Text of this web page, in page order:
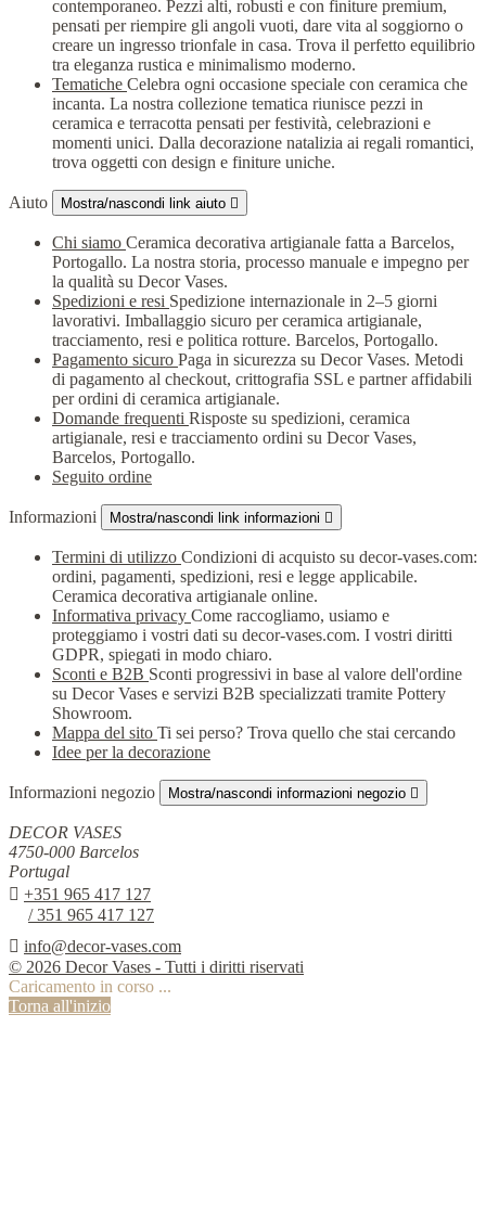
contemporaneo. Pezzi alti, robusti e con finiture premium,
pensati per riempire gli angoli vuoti, dare vita al soggiorno o
creare un ingresso trionfale in casa. Trova il perfetto equilibrio
tra eleganza rustica e minimalismo moderno.
Tematiche Celebra ogni occasione speciale con ceramica che
incanta. La nostra collezione tematica riunisce pezzi in
ceramica e terracotta pensati per festività, celebrazioni e
momenti unici. Dalla decorazione natalizia ai regali romantici,
trova oggetti con design e finiture uniche.
Aiuto Mostra/nascondi link aiuto 
Chi siamo Ceramica decorativa artigianale fatta a Barcelos,
Portogallo. La nostra storia, processo manuale e impegno per
la qualità su Decor Vases.
Spedizioni e resi Spedizione internazionale in 2–5 giorni
lavorativi. Imballaggio sicuro per ceramica artigianale,
tracciamento, resi e politica rotture. Barcelos, Portogallo.
Pagamento sicuro Paga in sicurezza su Decor Vases. Metodi
di pagamento al checkout, crittografia SSL e partner affidabili
per ordini di ceramica artigianale.
Domande frequenti Risposte su spedizioni, ceramica
artigianale, resi e tracciamento ordini su Decor Vases,
Barcelos, Portogallo.
Seguito ordine
Informazioni Mostra/nascondi link informazioni 
Termini di utilizzo Condizioni di acquisto su decor-vases.com:
ordini, pagamenti, spedizioni, resi e legge applicabile.
Ceramica decorativa artigianale online.
Informativa privacy Come raccogliamo, usiamo e
proteggiamo i vostri dati su decor-vases.com. I vostri diritti
GDPR, spiegati in modo chiaro.
Sconti e B2B Sconti progressivi in base al valore dell'ordine
su Decor Vases e servizi B2B specializzati tramite Pottery
Showroom.
Mappa del sito Ti sei perso? Trova quello che stai cercando
Idee per la decorazione
Informazioni negozio Mostra/nascondi informazioni negozio 
DECOR VASES
4750-000 Barcelos
Portugal
 +351 965 417 127
/ 351 965 417 127
 info@decor-vases.com
© 2026 Decor Vases - Tutti i diritti riservati
Caricamento in corso ...
Torna all'inizio